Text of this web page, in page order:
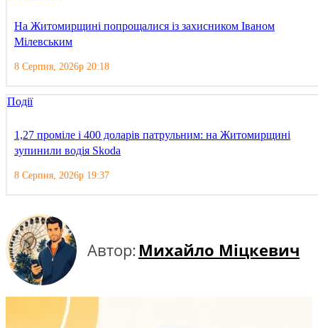
На Житомирщині попрощалися із захисником Іваном
Мілевським
8 Серпня, 2026р 20:18
Події
1,27 проміле і 400 доларів патрульним: на Житомирщині
зупинили водія Skoda
8 Серпня, 2026р 19:37
Автор: Михайло Міцкевич